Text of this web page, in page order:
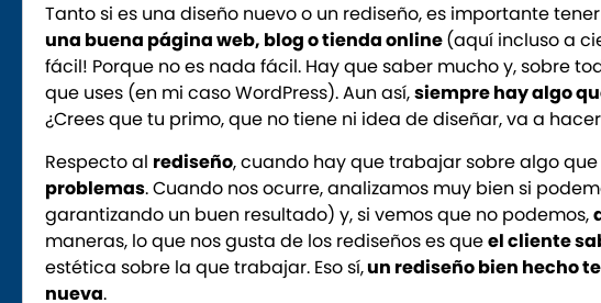
Tanto si es una diseño nuevo o un rediseño, es importante
una buena página web, blog o tienda online(aquí incluso a
fácil! Porque no es nada fácil. Hay que saber mucho y, sobre
que uses (en mi caso WordPress). Aun así,siempre hay algo
¿Crees que tu primo, que no tiene ni idea de diseñar, va a
Respecto al rediseño, cuando hay que trabajar sobre algo
problemas. Cuando nos ocurre, analizamos muy bien si
garantizando un buen resultado) y, si vemos que no podemos,
maneras, lo que nos gusta de los rediseños es queel cliente
estética sobre la que trabajar. Eso sí,un rediseño bien hecho
nueva.